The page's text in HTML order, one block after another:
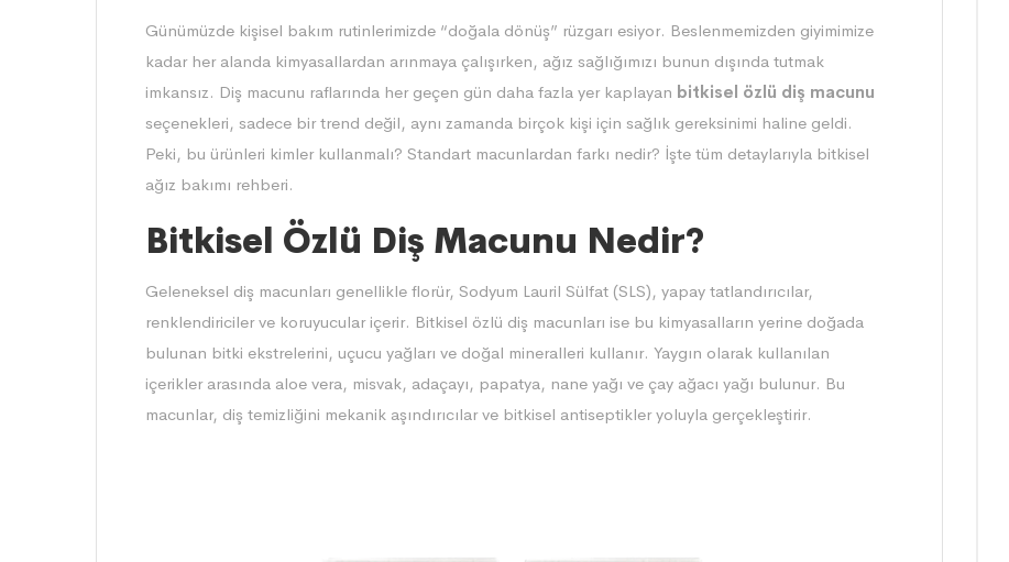
Günümüzde kişisel bakım rutinlerimizde “doğala dönüş” rüzgarı esiyor. Beslenmemizden giyimimize
kadar her alanda kimyasallardan arınmaya çalışırken, ağız sağlığımızı bunun dışında tutmak
imkansız. Diş macunu raflarında her geçen gün daha fazla yer kaplayan bitkisel özlü diş macunu
seçenekleri, sadece bir trend değil, aynı zamanda birçok kişi için sağlık gereksinimi haline geldi.
Peki, bu ürünleri kimler kullanmalı? Standart macunlardan farkı nedir? İşte tüm detaylarıyla bitkisel
ağız bakımı rehberi.
Bitkisel Özlü Diş Macunu Nedir?
Geleneksel diş macunları genellikle florür, Sodyum Lauril Sülfat (SLS), yapay tatlandırıcılar,
renklendiriciler ve koruyucular içerir. Bitkisel özlü diş macunları ise bu kimyasalların yerine doğada
bulunan bitki ekstrelerini, uçucu yağları ve doğal mineralleri kullanır. Yaygın olarak kullanılan
içerikler arasında aloe vera, misvak, adaçayı, papatya, nane yağı ve çay ağacı yağı bulunur. Bu
macunlar, diş temizliğini mekanik aşındırıcılar ve bitkisel antiseptikler yoluyla gerçekleştirir.